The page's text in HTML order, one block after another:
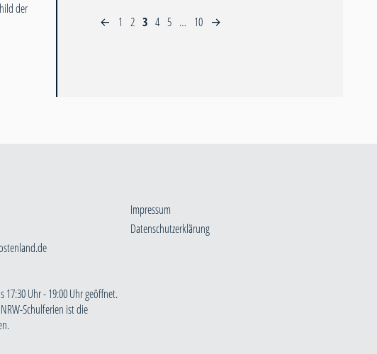
der
← 1 2 3 4 5 … 10 →
17:30 Uhr - 19:00 Uhr geöffnet.
Schulferien ist die
Impressum
Datenschutzerklärung